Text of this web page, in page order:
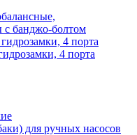
банджо-болтом
4 порта
4 порта
для ручных насосов